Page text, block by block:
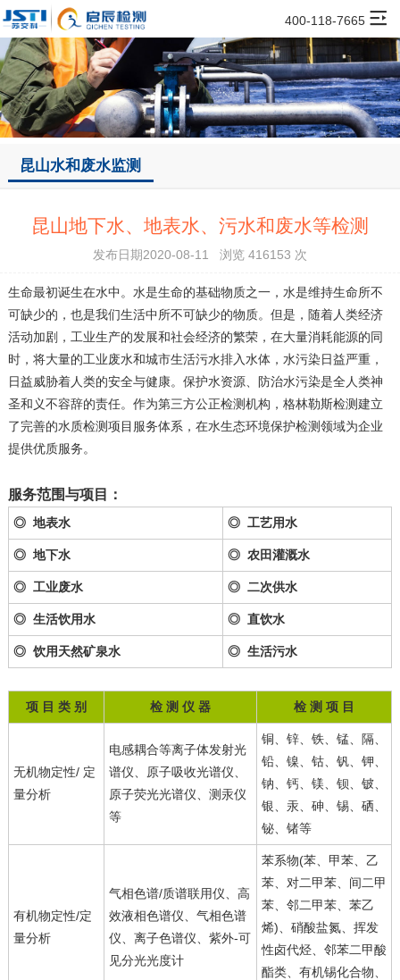
400-118-7665
昆山水和废水监测
昆山地下水、地表水、污水和废水等检测
发布日期2020-08-11 浏览 416153 次
生命最初诞生在水中。水是生命的基础物质之一，水是维持生命所不
可缺少的，也是我们生活中所不可缺少的物质。但是，随着人类经济
活动加剧，工业生产的发展和社会经济的繁荣，在大量消耗能源的同
时，将大量的工业废水和城市生活污水排入水体，水污染日益严重，
日益威胁着人类的安全与健康。保护水资源、防治水污染是全人类神
圣和义不容辞的责任。作为第三方公正检测机构，格林勒斯检测建立
了完善的水质检测项目服务体系，在水生态环境保护检测领域为企业
提供优质服务。
服务范围与项目：
◎ 地表水 ◎ 工艺用水
◎ 地下水 ◎ 农田灌溉水
◎ 工业废水 ◎ 二次供水
◎ 生活饮用水 ◎ 直饮水
◎ 饮用天然矿泉水 ◎ 生活污水
项 目 类 别 检 测 仪 器 检 测 项 目
无机物定性/ 定
量分析
电感耦合等离子体发射光
谱仪、原子吸收光谱仪、
原子荧光光谱仪、测汞仪
等
铜、锌、铁、锰、隔、
铅、镍、钴、钒、钾、
钠、钙、镁、钡、铍、
银、汞、砷、锡、硒、
铋、锗等
有机物定性/定
量分析
气相色谱/质谱联用仪、高
效液相色谱仪、气相色谱
仪、离子色谱仪、紫外-可
见分光光度计
苯系物(苯、甲苯、乙
苯、对二甲苯、间二甲
苯、邻二甲苯、苯乙
烯)、硝酸盐氮、挥发
性卤代烃、邻苯二甲酸
酯类、有机锡化合物、